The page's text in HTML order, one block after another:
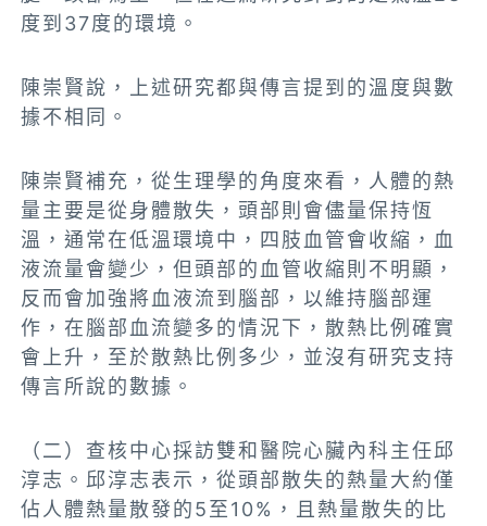
度到37度的環境。
陳崇賢說，上述研究都與傳言提到的溫度與數
據不相同。
陳崇賢補充，從生理學的角度來看，人體的熱
量主要是從身體散失，頭部則會儘量保持恆
溫，通常在低溫環境中，四肢血管會收縮，血
液流量會變少，但頭部的血管收縮則不明顯，
反而會加強將血液流到腦部，以維持腦部運
作，在腦部血流變多的情況下，散熱比例確實
會上升，至於散熱比例多少，並沒有研究支持
傳言所說的數據。
（二）查核中心採訪雙和醫院心臟內科主任邱
淳志。邱淳志表示，從頭部散失的熱量大約僅
佔人體熱量散發的5至10%，且熱量散失的比